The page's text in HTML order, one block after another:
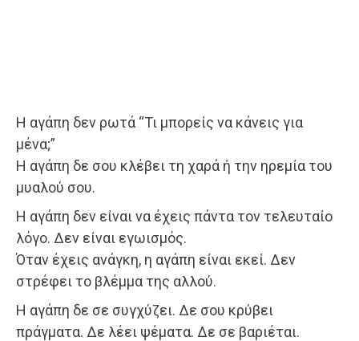
Η αγάπη δεν ρωτά “Τι μπορείς να κάνεις για
μένα;”
Η αγάπη δε σου κλέβει τη χαρά ή την ηρεμία του
μυαλού σου.
Η αγάπη δεν είναι να έχεις πάντα τον τελευταίο
λόγο. Δεν είναι εγωισμός.
Όταν έχεις ανάγκη, η αγάπη είναι εκεί. Δεν
στρέφει το βλέμμα της αλλού.
Η αγάπη δε σε συγχύζει. Δε σου κρύβει
πράγματα. Δε λέει ψέματα. Δε σε βαριέται.